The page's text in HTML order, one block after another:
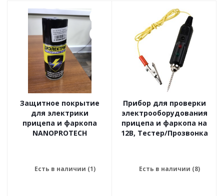
Защитное покрытие
для электрики
прицепа и фаркопа
NANOPROTECH
Есть в наличии (1)
Прибор для проверки
электрооборудования
прицепа и фаркопа на
12В, Тестер/Прозвонка
Есть в наличии (8)